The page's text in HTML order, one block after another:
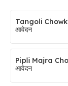
Tangoli
आवेदन
Pipli Majra
आवेदन